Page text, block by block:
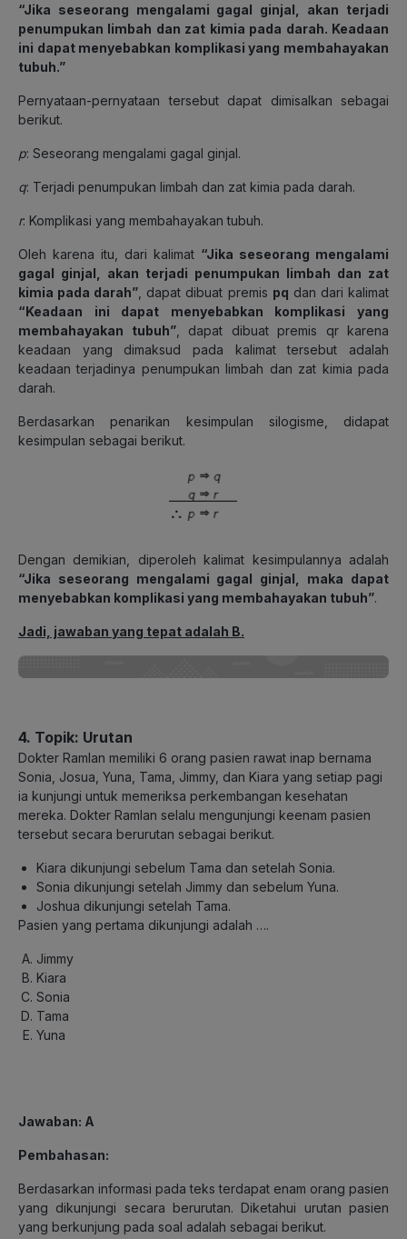
“Jika seseorang mengalami gagal ginjal, akan terjadi
penumpukan limbah dan zat kimia pada darah. Keadaan
ini dapat menyebabkan komplikasi yang membahayakan
tubuh.”
Pernyataan-pernyataan tersebut dapat dimisalkan sebagai
berikut.
p: Seseorang mengalami gagal ginjal.
q: Terjadi penumpukan limbah dan zat kimia pada darah.
r: Komplikasi yang membahayakan tubuh.
Oleh karena itu, dari kalimat “Jika seseorang mengalami
gagal ginjal, akan terjadi penumpukan limbah dan zat
kimia pada darah” , dapat dibuat premis pq dan dari kalimat
“Keadaan ini dapat menyebabkan komplikasi yang
membahayakan tubuh”, dapat dibuat premis qr karena
keadaan yang dimaksud pada kalimat tersebut adalah
keadaan terjadinya penumpukan limbah dan zat kimia pada
darah.
Berdasarkan penarikan kesimpulan silogisme, didapat
kesimpulan sebagai berikut.
Dengan demikian, diperoleh kalimat kesimpulannya adalah
“Jika seseorang mengalami gagal ginjal, maka dapat
menyebabkan komplikasi yang membahayakan tubuh”.
Jadi, jawaban yang tepat adalah B.
4. Topik: Urutan
Dokter Ramlan memiliki 6 orang pasien rawat inap bernama
Sonia, Josua, Yuna, Tama, Jimmy, dan Kiara yang setiap pagi
ia kunjungi untuk memeriksa perkembangan kesehatan
mereka. Dokter Ramlan selalu mengunjungi keenam pasien
tersebut secara berurutan sebagai berikut.
Kiara dikunjungi sebelum Tama dan setelah Sonia.
Sonia dikunjungi setelah Jimmy dan sebelum Yuna.
Joshua dikunjungi setelah Tama.
Pasien yang pertama dikunjungi adalah ….
Jimmy
Kiara
Sonia
Tama
Yuna
Jawaban: A
Pembahasan:
Berdasarkan informasi pada teks terdapat enam orang pasien
yang dikunjungi secara berurutan. Diketahui urutan pasien
yang berkunjung pada soal adalah sebagai berikut.